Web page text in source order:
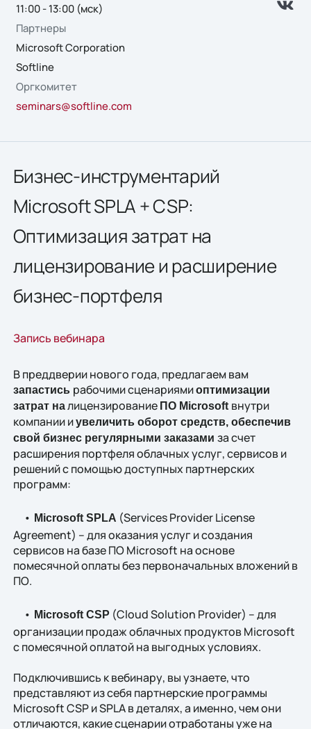
11:00 - 13:00 (мск)
Партнеры
Microsoft Corporation
Softline
Оргкомитет
seminars@softline.com
Бизнес-инструментарий
Microsoft SPLA + CSP:
Оптимизация затрат на
лицензирование и расширение
бизнес-портфеля
Запись вебинара
В преддверии нового года, предлагаем вам
запастись рабочими сценариямиоптимизации
затрат налицензирование ПО Microsoft внутри
компании иувеличить оборот средств, обеспечив
свой бизнес регулярными заказами за счет
расширения портфеля облачных услуг, сервисов и
решений с помощью доступных партнерских
программ:
• Microsoft SPLA (Services Provider License
Agreement) – для оказания услуг и создания
сервисов на базе ПО Microsoft на основе
помесячной оплаты без первоначальных вложений в
ПО.
• Microsoft CSP (Cloud Solution Provider) – для
организации продаж облачных продуктов Microsoft
c помесячной оплатой на выгодных условиях.
Подключившись к вебинару, вы узнаете, что
представляют из себя партнерские программы
Microsoft CSP и SPLA в деталях, а именно, чем они
отличаются, какие сценарии отработаны уже на